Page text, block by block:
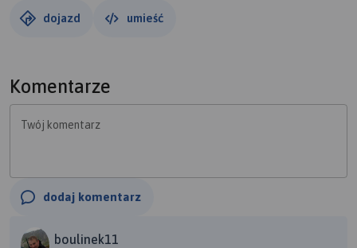
dojazd umieść
Komentarze
Twój komentarz
dodaj komentarz
boulinek11